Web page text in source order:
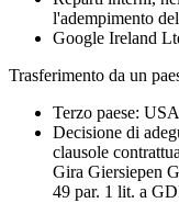
l'adempimento
Google Ireland
Trasferimento da un
Terzo paese: USA
Decisione di
clausole
Gira Giersiepen
49 par. 1 lit. a